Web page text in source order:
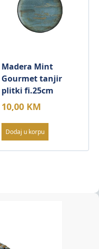
Madera Mint
Gourmet tanjir
plitki fi.25cm
10,00 KM
Dodaj u korpu